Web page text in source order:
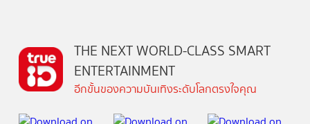
THE NEXT WORLD-CLASS SMART
ENTERTAINMENT
อีกขั้นของความบันเทิงระดับโลกตรงใจคุณ